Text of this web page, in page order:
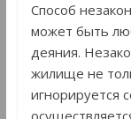
Способ
может быть
деяния.
жилище не
игнорируется